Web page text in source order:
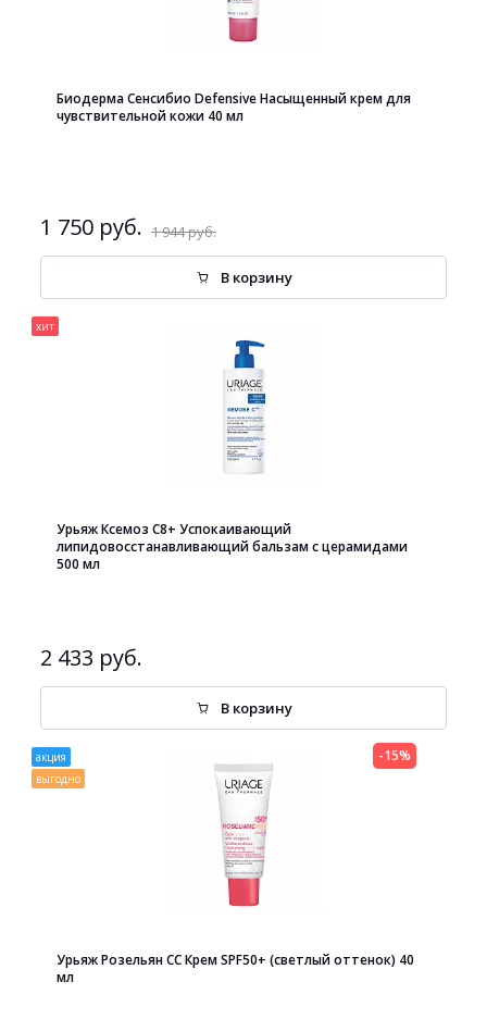
Биодерма Сенсибио Defensive Насыщенный крем для
чувствительной кожи 40 мл
1 750 руб. 1 944 руб.
В корзину
хит
Урьяж Ксемоз С8+ Успокаивающий
липидовосстанавливающий бальзам с церамидами
500 мл
2 433 руб.
В корзину
акция
выгодно
Урьяж Розельян СС Крем SPF50+ (светлый оттенок) 40
мл
-15%